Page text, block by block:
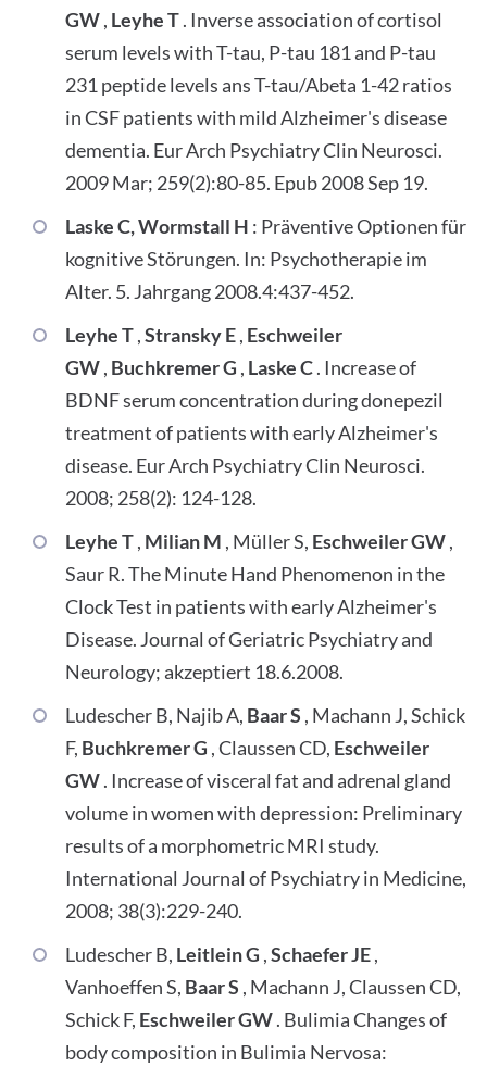
GW, Leyhe T. Inverse association of cortisol
serum levels with T-tau, P-tau 181 and P-tau
231 peptide levels ans T-tau/Abeta 1-42 ratios
in CSF patients with mild Alzheimer's disease
dementia. Eur Arch Psychiatry Clin Neurosci.
2009 Mar; 259(2):80-85. Epub 2008 Sep 19.
Laske C, Wormstall H : Präventive Optionen für
kognitive Störungen. In: Psychotherapie im
Alter. 5. Jahrgang 2008.4:437-452.
Leyhe T,Stransky E, Eschweiler
GW, Buchkremer G , Laske C. Increase of
BDNF serum concentration during donepezil
treatment of patients with early Alzheimer's
disease. Eur Arch Psychiatry Clin Neurosci.
2008; 258(2): 124-128.
Leyhe T, Milian M , Müller S, Eschweiler GW,
Saur R. The Minute Hand Phenomenon in the
Clock Test in patients with early Alzheimer's
Disease. Journal of Geriatric Psychiatry and
Neurology; akzeptiert 18.6.2008.
Ludescher B, Najib A, Baar S , Machann J, Schick
F, Buchkremer G , Claussen CD, Eschweiler
GW. Increase of visceral fat and adrenal gland
volume in women with depression: Preliminary
results of a morphometric MRI study.
International Journal of Psychiatry in Medicine,
2008; 38(3):229-240.
Ludescher B, Leitlein G ,Schaefer JE,
Vanhoeffen S, Baar S , Machann J, Claussen CD,
Schick F, Eschweiler GW. Bulimia Changes of
body composition in Bulimia Nervosa: